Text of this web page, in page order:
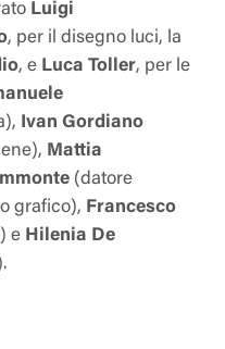
Luigi
, per il disegno luci, la
, e Luca Toller, per le
Ivan Gordiano
Mattia
(datore
grafico), Francesco
e Hilenia De